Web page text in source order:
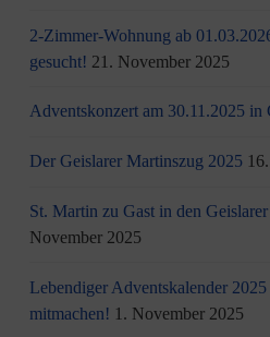
2-Zimmer-Wohnung ab
gesucht! 21. November 2025
Adventskonzert am 30.11.2025 in
Der Geislarer Martinszug 2025
St. Martin zu Gast in den
November 2025
Lebendiger Adventskalender
mitmachen! 1. November 2025